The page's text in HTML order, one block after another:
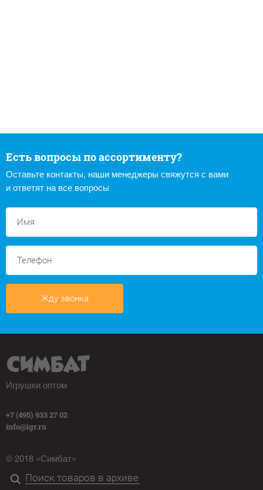
Есть вопросы по ассортименту?
Оставьте контакты, наши менеджеры свяжутся с вами
и ответят на все вопросы
Жду звонка
Игрушки оптом
+7 (495) 933 27 02
info@igr.ru
© 2018 «Симбат»